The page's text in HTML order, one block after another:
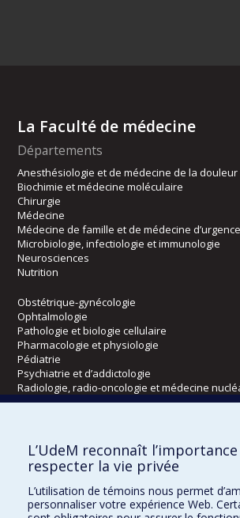
La Faculté de médecine
Départements
Anesthésiologie et de médecine de la douleur
Biochimie et médecine moléculaire
Chirurgie
Médecine
Médecine de famille et de médecine d’urgence
Microbiologie, infectiologie et immunologie
Neurosciences
Nutrition
Obstétrique-gynécologie
Ophtalmologie
Pathologie et biologie cellulaire
Pharmacologie et physiologie
Pédiatrie
Psychiatrie et d’addictologie
Radiologie, radio-oncologie et médecine
Écoles
Kinésiologie et des sciences de l’activité
Orthophonie et audiologie
Réadaptation
L’UdeM reconnaît
respecter la vie privée
L’utilisation de témoins nous permet
personnaliser votre expérience Web.